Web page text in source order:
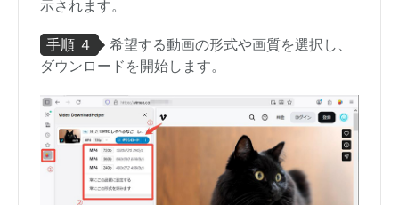
示されます。
手順 ４
希望する動画の形式や画質を選択し、
ダウンロードを開始します。